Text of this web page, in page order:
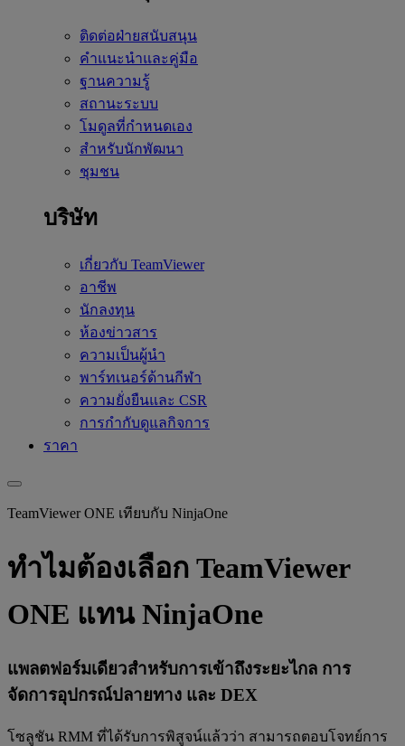
ติดต่อฝ่ายสนับสนุน
คำแนะนำและคู่มือ
ฐานความรู้
สถานะระบบ
โมดูลที่กำหนดเอง
สำหรับนักพัฒนา
ชุมชน
บริษัท
เกี่ยวกับ TeamViewer
อาชีพ
นักลงทุน
ห้องข่าวสาร
ความเป็นผู้นำ
พาร์ทเนอร์ด้านกีฬา
ความยั่งยืนและ CSR
การกำกับดูแลกิจการ
ราคา
TeamViewer ONE เทียบกับ NinjaOne
ทำไมต้องเลือก TeamViewer
ONE แทน NinjaOne
แพลตฟอร์มเดียวสำหรับการเข้าถึงระยะไกล การ
จัดการอุปกรณ์ปลายทาง และ DEX
โซลูชัน RMM ที่ได้รับการพิสูจน์แล้วว่า สามารถตอบโจทย์การ